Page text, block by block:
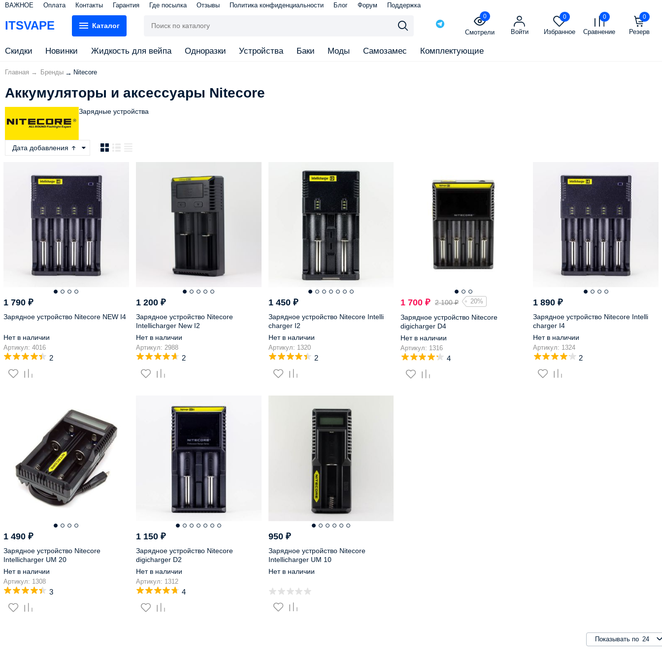
ВАЖНОЕ Оплата Контакты Гарантия Где посылка Отзывы Политика конфиденциальности Блог Форум Поддержка
ITSVAPE Каталог
0
Смотрели Войти
0
Избранное
0
Сравнение
0
Резерв
Скидки Новинки Жидкость для вейпа Одноразки Устройства Баки Моды Самозамес Комплектующие
Главная → Бренды → Nitecore
Аккумуляторы и аксессуары Nitecore
Зарядные устройства
Дата добавления
1 790 ₽
Зарядное устройство Nitecore NEW I4
Нет в наличии
Артикул: 4016
2
1 200 ₽
Зарядное устройство Nitecore
Intellicharger New I2
Нет в наличии
Артикул: 2988
2
1 450 ₽
Зарядное устройство Nitecore Intelli
charger I2
Нет в наличии
Артикул: 1320
2
1 700₽ 2 100₽ 20%
Зарядное устройство Nitecore
digicharger D4
Нет в наличии
Артикул: 1316
4
1 890₽
Зарядное устройство Nitecore Intelli
charger I4
Нет в наличии
Артикул: 1324
2
1 490 ₽
Зарядное устройство Nitecore
Intellicharger UM 20
Нет в наличии
Артикул: 1308
3
1 150 ₽
Зарядное устройство Nitecore
digicharger D2
Нет в наличии
Артикул: 1312
4
950 ₽
Зарядное устройство Nitecore
Intellicharger UM 10
Нет в наличии
Показывать по 24